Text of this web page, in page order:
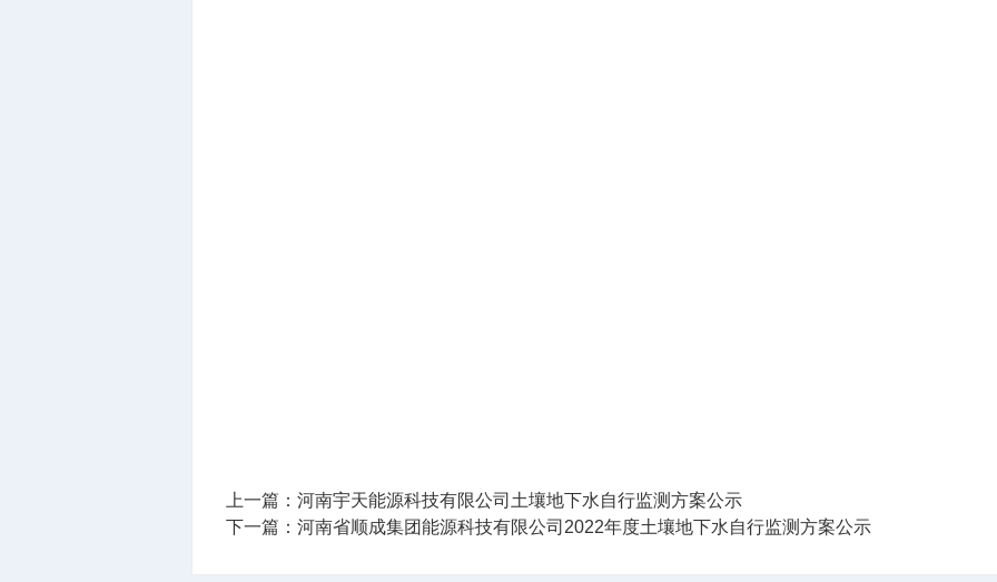
上一篇： 河南宇天能源科技有限公司土壤地下水自行监测方案公示
下一篇： 河南省顺成集团能源科技有限公司2022年度土壤地下水自行监测方案公示